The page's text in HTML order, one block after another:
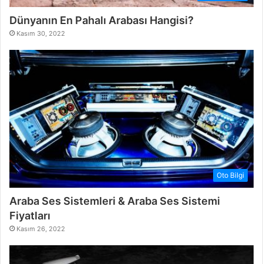
Dünyanın En Pahalı Arabası Hangisi?
Kasım 30, 2022
Oto Bilgi
Araba Ses Sistemleri & Araba Ses Sistemi
Fiyatları
Kasım 26, 2022